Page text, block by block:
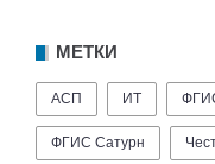
МЕТКИ
АСП ИТ
ФГИС Сатурн